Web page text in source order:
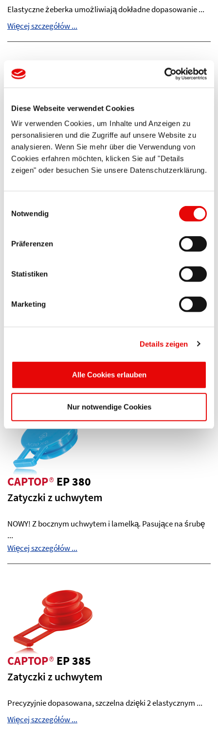
Diese Webseite verwendet Cookies
Wir verwenden Cookies, um Inhalte und Anzeigen zu
personalisieren und die Zugriffe auf unsere Website zu
analysieren. Wenn Sie mehr über die Verwendung von
Cookies erfahren möchten, klicken Sie auf "Details
zeigen" oder besuchen Sie unsere Datenschutzerklärung.
Notwendig
Präferenzen
Statistiken
Marketing
Details zeigen
Alle Cookies erlauben
Nur notwendige Cookies
Elastyczne żeberka umożliwiają dokładne dopasowanie ...
Więcej szczegółów ...
CAPTOP®EP 360
Zatyczki z uchwytem
CAPTOP
Zatyczki z uchwytem
CAPTOP®EP 380
Zatyczki z uchwytem
NOWY! Z bocznym uchwytem i lamelką. Pasujące na śrubę
...
Więcej szczegółów ...
CAPTOP®EP 385
Zatyczki z uchwytem
Precyzyjnie dopasowana, szczelna dzięki 2 elastycznym ...
Więcej szczegółów ...